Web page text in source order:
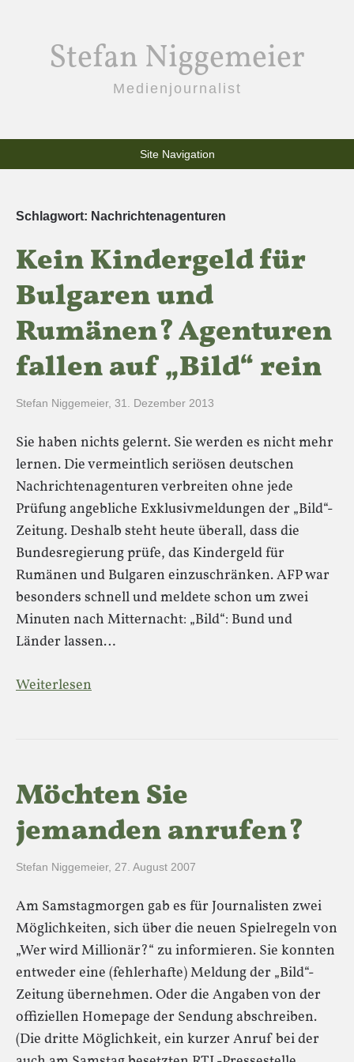
Stefan Niggemeier
Medienjournalist
Site Navigation
Schlagwort: Nachrichtenagenturen
Kein Kindergeld für
Bulgaren und
Rumänen? Agenturen
fallen auf „Bild“ rein
Stefan Niggemeier, 31. Dezember 2013
Sie haben nichts gelernt. Sie werden es nicht mehr
lernen. Die vermeintlich seriösen deutschen
Nachrichtenagenturen verbreiten ohne jede
Prüfung angebliche Exklusivmeldungen der „Bild“-
Zeitung. Deshalb steht heute überall, dass die
Bundesregierung prüfe, das Kindergeld für
Rumänen und Bulgaren einzuschränken. AFP war
besonders schnell und meldete schon um zwei
Minuten nach Mitternacht: „Bild“: Bund und
Länder lassen…
Weiterlesen
Möchten Sie
jemanden anrufen?
Stefan Niggemeier, 27. August 2007
Am Samstagmorgen gab es für Journalisten zwei
Möglichkeiten, sich über die neuen Spielregeln von
„Wer wird Millionär?“ zu informieren. Sie konnten
entweder eine (fehlerhafte) Meldung der „Bild“-
Zeitung übernehmen. Oder die Angaben von der
offiziellen Homepage der Sendung abschreiben.
(Die dritte Möglichkeit, ein kurzer Anruf bei der